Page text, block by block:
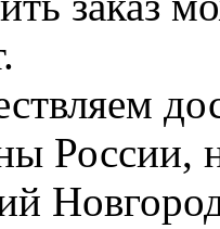
России,